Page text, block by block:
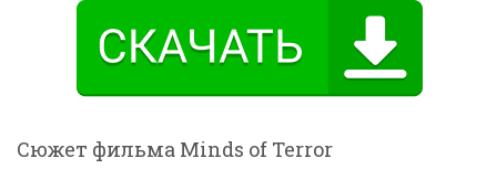
Сюжет фильма Minds of Terror